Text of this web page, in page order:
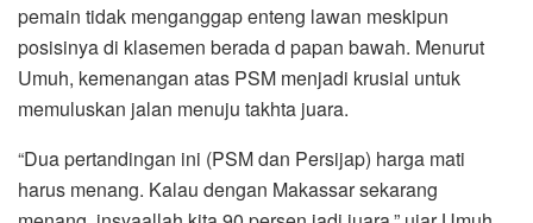
pemain tidak menganggap enteng lawan meskipun
posisinya di klasemen berada d papan bawah. Menurut
Umuh, kemenangan atas PSM menjadi krusial untuk
memuluskan jalan menuju takhta juara.
“Dua pertandingan ini (PSM dan Persijap) harga mati
harus menang. Kalau dengan Makassar sekarang